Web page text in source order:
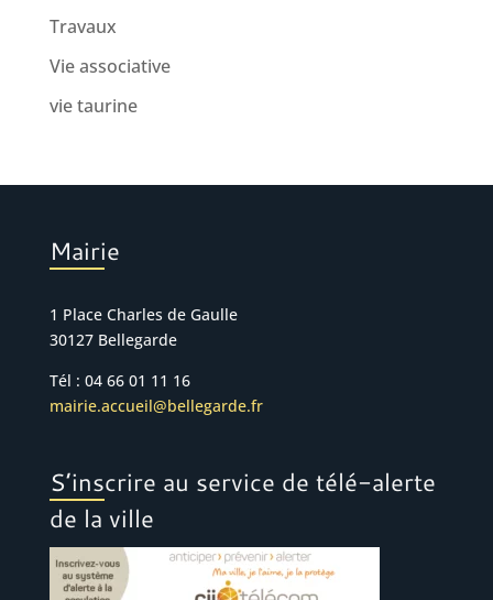
Travaux
Vie associative
vie taurine
Mairie
1 Place Charles de Gaulle
30127 Bellegarde
Tél : 04 66 01 11 16
mairie.accueil@bellegarde.fr
S’inscrire au service de télé-alerte
de la ville